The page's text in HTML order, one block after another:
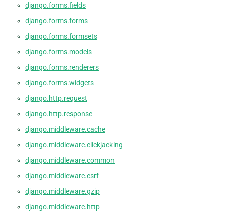
django.forms.fields
django.forms.forms
django.forms.formsets
django.forms.models
django.forms.renderers
django.forms.widgets
django.http.request
django.http.response
django.middleware.cache
django.middleware.clickjacking
django.middleware.common
django.middleware.csrf
django.middleware.gzip
django.middleware.http